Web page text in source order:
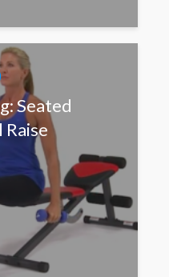
Seated